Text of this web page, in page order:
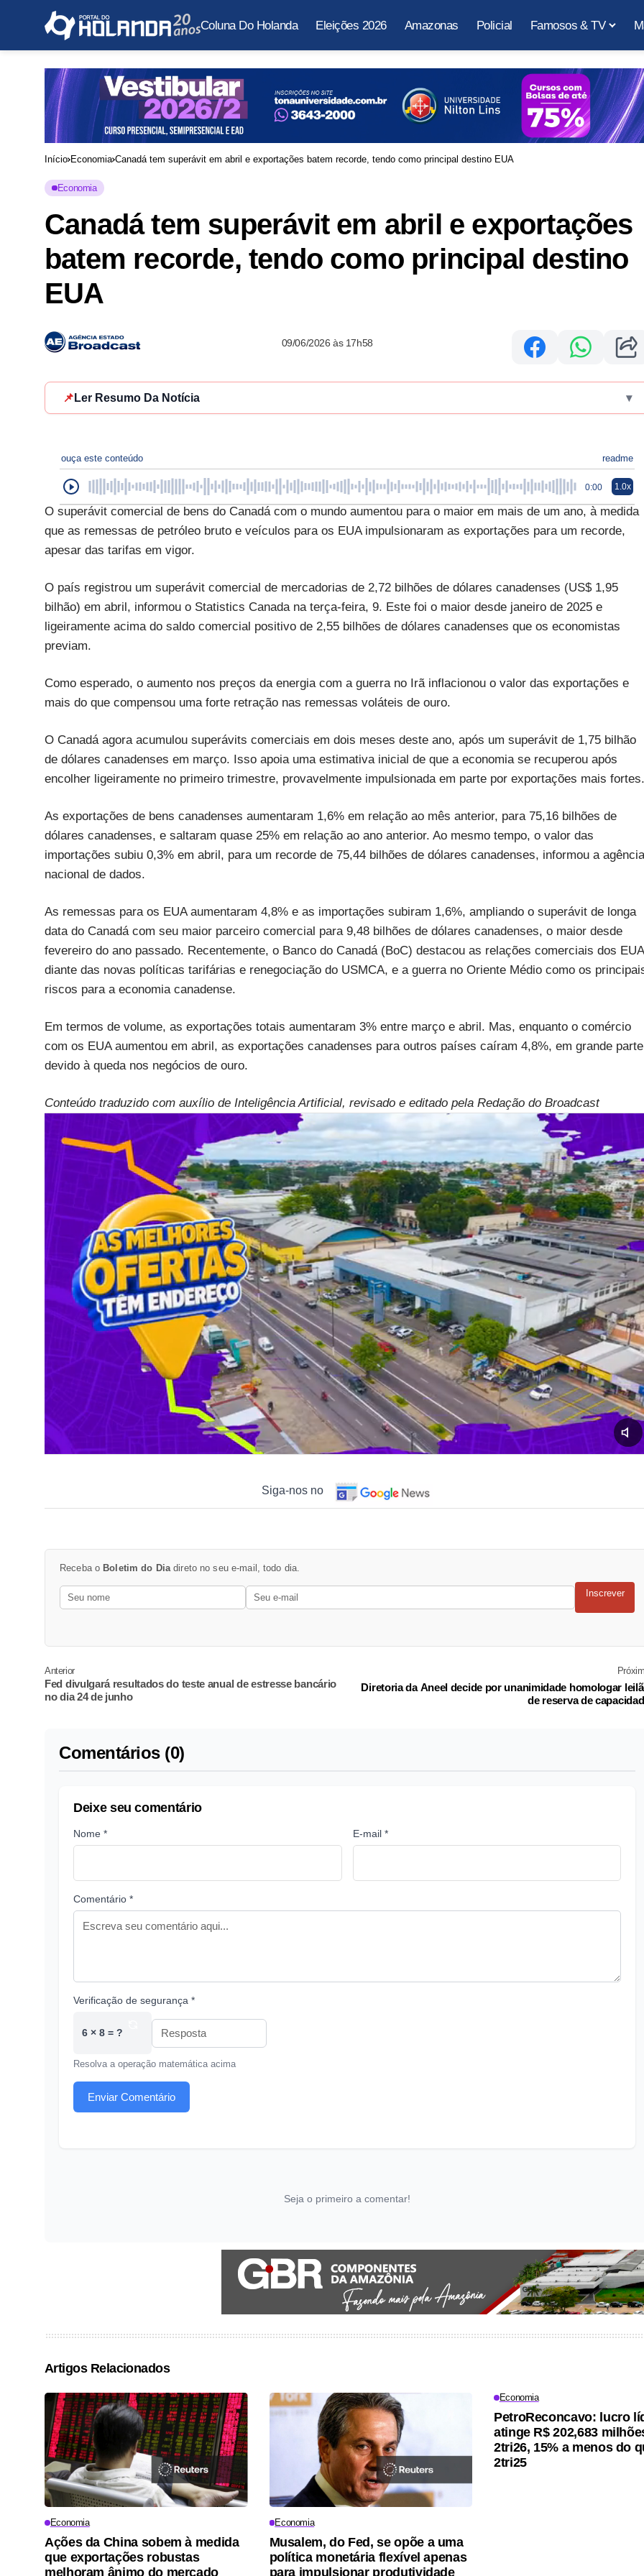
Coluna Do Holanda Eleições 2026 Amazonas Policial Famosos & TV
Início Economia Canadá tem superávit em abril e exportações batem recorde, tendo como principal destino EUA
Economia
Canadá tem superávit em abril e exportações
batem recorde, tendo como principal destino
EUA
09/06/2026 às 17h58
📌 Ler Resumo Da Notícia ▾
ouça este conteúdo readme
0:00 1.0x
O superávit comercial de bens do Canadá com o mundo aumentou para o maior em mais de um ano, à medida
que as remessas de petróleo bruto e veículos para os EUA impulsionaram as exportações para um recorde,
apesar das tarifas em vigor.
O país registrou um superávit comercial de mercadorias de 2,72 bilhões de dólares canadenses (US$ 1,95
bilhão) em abril, informou o Statistics Canada na terça-feira, 9. Este foi o maior desde janeiro de 2025 e
ligeiramente acima do saldo comercial positivo de 2,55 bilhões de dólares canadenses que os economistas
previam.
Como esperado, o aumento nos preços da energia com a guerra no Irã inflacionou o valor das exportações e
mais do que compensou uma forte retração nas remessas voláteis de ouro.
O Canadá agora acumulou superávits comerciais em dois meses deste ano, após um superávit de 1,75 bilhão
de dólares canadenses em março. Isso apoia uma estimativa inicial de que a economia se recuperou após
encolher ligeiramente no primeiro trimestre, provavelmente impulsionada em parte por exportações mais fortes.
As exportações de bens canadenses aumentaram 1,6% em relação ao mês anterior, para 75,16 bilhões de
dólares canadenses, e saltaram quase 25% em relação ao ano anterior. Ao mesmo tempo, o valor das
importações subiu 0,3% em abril, para um recorde de 75,44 bilhões de dólares canadenses, informou a agência
nacional de dados.
As remessas para os EUA aumentaram 4,8% e as importações subiram 1,6%, ampliando o superávit de longa
data do Canadá com seu maior parceiro comercial para 9,48 bilhões de dólares canadenses, o maior desde
fevereiro do ano passado. Recentemente, o Banco do Canadá (BoC) destacou as relações comerciais dos
diante das novas políticas tarifárias e renegociação do USMCA, e a guerra no Oriente Médio como os
riscos para a economia canadense.
Em termos de volume, as exportações totais aumentaram 3% entre março e abril. Mas, enquanto o comércio
com os EUA aumentou em abril, as exportações canadenses para outros países caíram 4,8%, em grande parte
devido à queda nos negócios de ouro.
Conteúdo traduzido com auxílio de Inteligência Artificial, revisado e editado pela Redação do Broadcast
Siga-nos no
Receba o Boletim do Diadireto no seu e-mail, todo dia.
Inscrever
Anterior
Fed divulgará resultados do teste anual de estresse bancário
no dia 24 de junho
Diretoria da Aneel decide por unanimidade homologar
de reserva de
Comentários (0)
Deixe seu comentário
Nome * E-mail *
Comentário *
Verificação de segurança *
6 × 8 = ?
Resolva a operação matemática acima
Enviar Comentário
Seja o primeiro a comentar!
Artigos Relacionados
Economia
Ações da China sobem à medida
que exportações robustas
melhoram ânimo do mercado
Economia
Musalem, do Fed, se opõe a uma
política monetária flexível apenas
para impulsionar produtividade
Economia
PetroReconcavo: lucro
atinge R$ 202,683
2tri26, 15% a menos do
2tri25